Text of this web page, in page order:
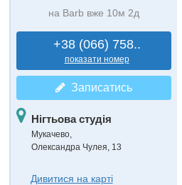
на Barb вже 10м 2д
+38 (066) 758..
показати номер
Записатись
Нігтьова студія
Мукачево,
Олександра Чулея, 13
Дивитися на карті